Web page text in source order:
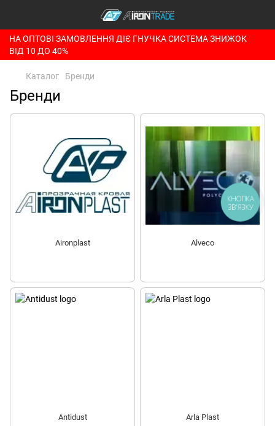
НА ОПТОВІ ЗАМОВЛЕННЯ ДІЄ ГНУЧКА СИСТЕМА ЗНИЖОК
ВІД 10 ДО 40%
Каталог Бренди
Бренди
Aironplast Alveco
Antidust Arla Plast
КНОПКА
ЗВ'ЯЗКУ